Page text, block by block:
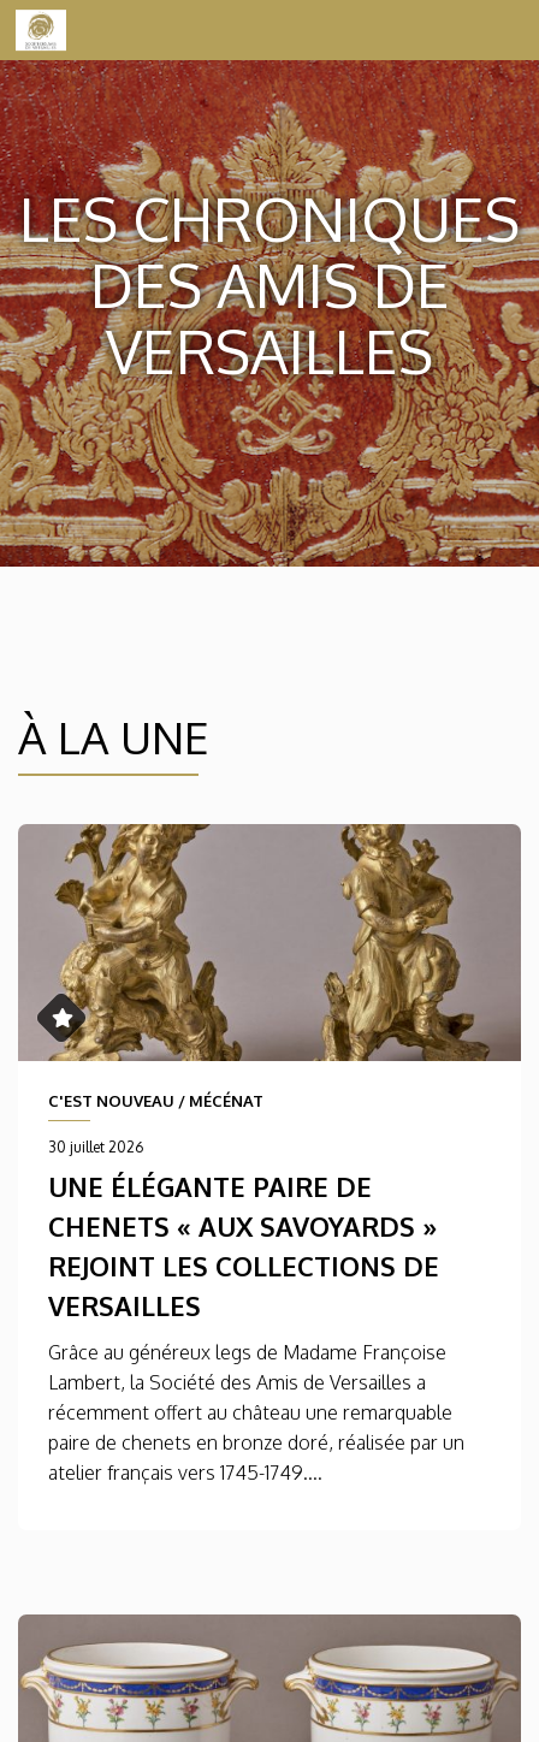
Skip to content
LES CHRONIQUES
DES AMIS DE
VERSAILLES
À LA UNE
C'EST NOUVEAU / MÉCÉNAT
30 juillet 2026
UNE ÉLÉGANTE PAIRE DE
CHENETS « AUX SAVOYARDS »
REJOINT LES COLLECTIONS DE
VERSAILLES
Grâce au généreux legs de Madame Françoise
Lambert, la Société des Amis de Versailles a
récemment offert au château une remarquable
paire de chenets en bronze doré, réalisée par un
atelier français vers 1745-1749....